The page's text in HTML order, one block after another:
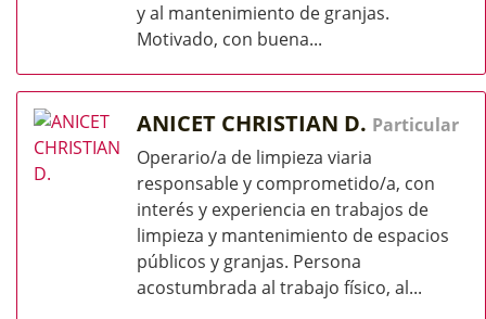
y al mantenimiento de granjas.
Motivado, con buena...
ANICET CHRISTIAN D. Particular
Operario/a de limpieza viaria
responsable y comprometido/a, con
interés y experiencia en trabajos de
limpieza y mantenimiento de espacios
públicos y granjas. Persona
acostumbrada al trabajo físico, al...